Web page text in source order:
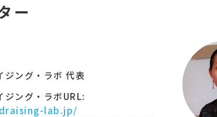
現場で実行していただけるように、
方、クラウドファンディングの仕方
について実例
け受講していただいても大丈夫ですが、
「理論編」から受講いただく方が理解が深まりま
ー
ジング・ラボ 代表
ジング・ラボURL:
lab.jp/